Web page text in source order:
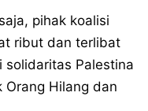
pihak koalisi
ribut dan terlibat
solidaritas Palestina
Orang Hilang dan